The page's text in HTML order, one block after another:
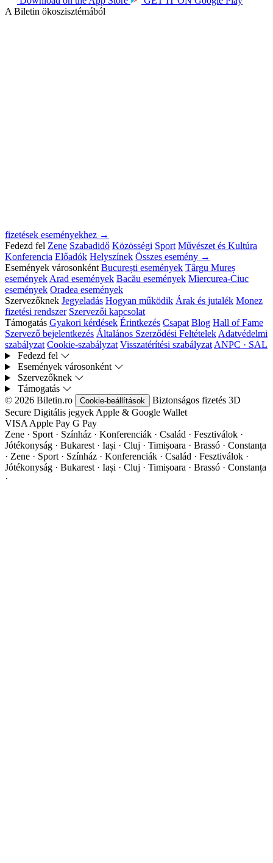
A Biletin ökoszisztémából
fizetések eseményekhez →
Fedezd fel Zene Szabadidő Közösségi Sport Művészet és Kultúra
Konferencia Előadók Helyszínek Összes esemény →
Események városonként București események Târgu Mureș
eseményekArad események Bacău események Miercurea-Ciuc
események Oradea események
Szervezőknek Jegyeladás Hogyan működik Árak és jutalék Monez
fizetési rendszer Szervezői kapcsolat
Támogatás Gyakori kérdések Érintkezés Csapat Blog Hall of Fame
Szervező bejelentkezés Általános Szerződési FeltételekAdatvédelmi
szabályzat Cookie-szabályzat Visszatérítési szabályzatANPC · SAL
Fedezd fel
Események városonként
Szervezőknek
Támogatás
© 2026 Biletin.ro
Cookie-beállítások Biztonságos fizetés 3D
Secure Digitális jegyekApple & Google Wallet
VISAApple Pay G Pay
Zene · Sport · Színház · Konferenciák · Család · Fesztiválok ·
Jótékonyság · Bukarest · Iași · Cluj · Timișoara · Brassó · Constanța
· Zene · Sport · Színház · Konferenciák · Család · Fesztiválok ·
Jótékonyság · Bukarest · Iași · Cluj · Timișoara · Brassó · Constanța
·